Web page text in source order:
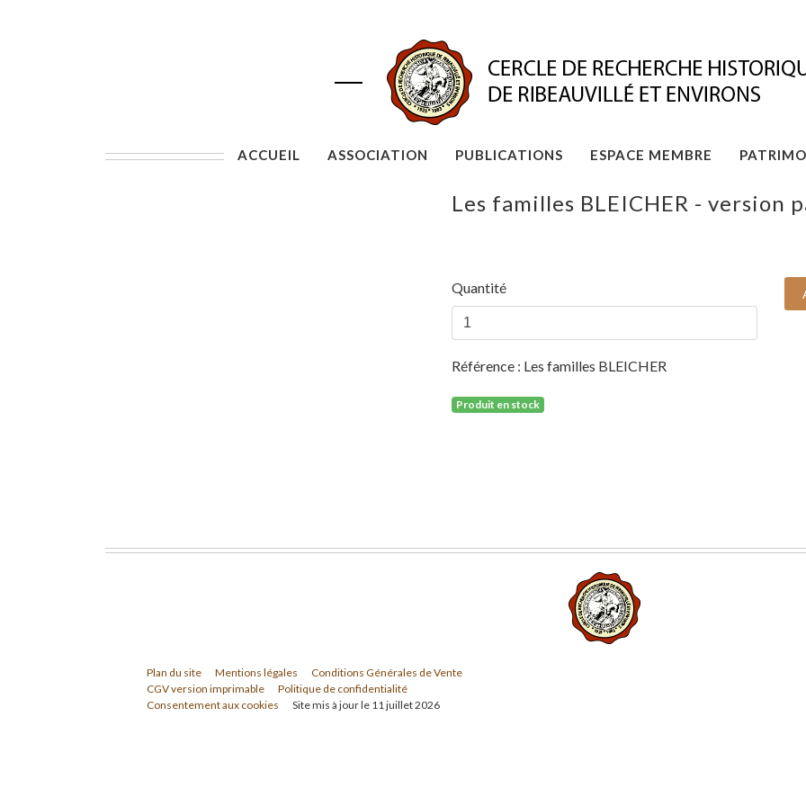
ACCUEIL ASSOCIATION PUBLICATIONS ESPACE MEMBRE
Les familles BLEICHER - version
Quantité
Référence : Les familles BLEICHER
Produit en stock
Plan du site Mentions légales
Conditions Générales de Vente
CGV version imprimable
Politique de confidentialité
Consentement aux cookies
Site mis à jour le 11 juillet 2026